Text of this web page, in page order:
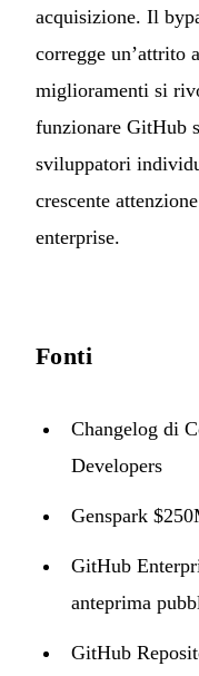
acquisizione. Il
corregge un’attrito
miglioramenti si
funzionare GitHub
sviluppatori
crescente
enterprise.
Fonti
Changelog di
Developers
Genspark
GitHub
anteprima
GitHub